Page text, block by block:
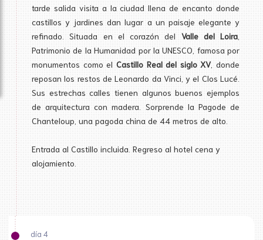
tarde salida visita a la ciudad llena de encanto donde
castillos y jardines dan lugar a un paisaje elegante y
refinado. Situada en el corazón del Valle del Loira
Patrimonio de la Humanidad por la UNESCO, famosa por
monumentos como el Castillo Real del siglo XV, donde
reposan los restos de Leonardo da Vinci, y el Clos Lucé.
Sus estrechas calles tienen algunos buenos ejemplos
de arquitectura con madera. Sorprende la Pagode de
Chanteloup, una pagoda china de 44 metros de alto.
Entrada al Castillo incluida. Regreso al hotel cena y
alojamiento.
día 4